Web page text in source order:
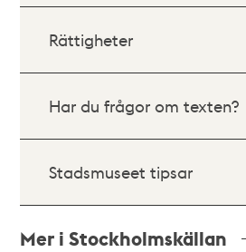
Rättigheter
Har du frågor om texten?
Stadsmuseet tipsar
Mer i Stockholmskällan